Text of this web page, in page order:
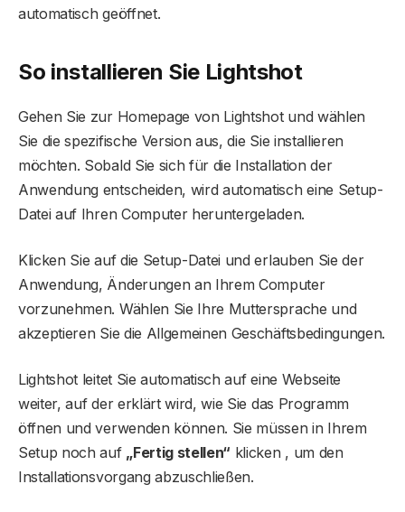
automatisch geöffnet.
So installieren Sie Lightshot
Gehen Sie zur Homepage von Lightshot und wählen
Sie die spezifische Version aus, die Sie installieren
möchten. Sobald Sie sich für die Installation der
Anwendung entscheiden, wird automatisch eine Setup-
Datei auf Ihren Computer heruntergeladen.
Klicken Sie auf die Setup-Datei und erlauben Sie der
Anwendung, Änderungen an Ihrem Computer
vorzunehmen. Wählen Sie Ihre Muttersprache und
akzeptieren Sie die Allgemeinen Geschäftsbedingungen.
Lightshot leitet Sie automatisch auf eine Webseite
weiter, auf der erklärt wird, wie Sie das Programm
öffnen und verwenden können. Sie müssen in Ihrem
Setup noch auf „Fertig stellen“ klicken , um den
Installationsvorgang abzuschließen.